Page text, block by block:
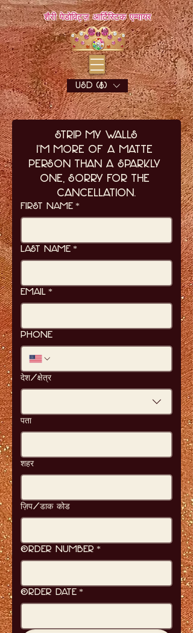
शैरी पेडोविट्ज़ आर्टिस्टिक एम्पायर
USD ($)
Strip My Walls
I'm more of a matte
person than a sparkly
one, sorry for the
cancellation.
First name *
Last name *
Email *
Phone
Multi-line address
देश/क्षेत्र
पता
शहर
ज़िप/डाक कोड
Order Number *
Order Date *